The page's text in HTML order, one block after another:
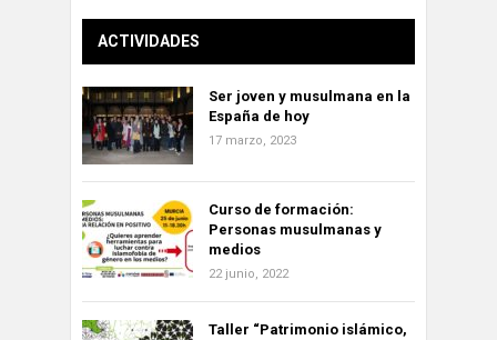
ACTIVIDADES
Ser joven y musulmana en la
España de hoy
17 marzo, 2023
Curso de formación:
Personas musulmanas y
medios
22 junio, 2022
Taller “Patrimonio islámico,